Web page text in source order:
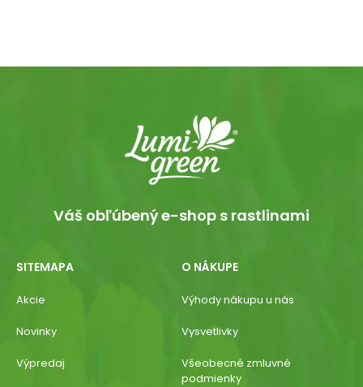
Váš obľúbený e-shop s rastlinami
SITEMAPA
Akcie
Novinky
Výpredaj
O NÁKUPE
Výhody nákupu u nás
Vysvetlivky
Všeobecné zmluvné
podmienky